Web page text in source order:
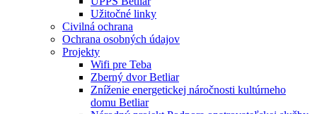
Užitočné linky
Civilná ochrana
Ochrana osobných údajov
Projekty
Wifi pre Teba
Zberný dvor Betliar
Zníženie energetickej náročnosti kultúrneho
domu Betliar